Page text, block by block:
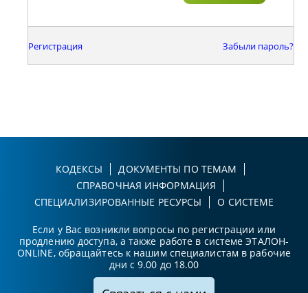
Регистрация Забыли пароль?
КОДЕКСЫ
ДОКУМЕНТЫ ПО ТЕМАМ
СПРАВОЧНАЯ ИНФОРМАЦИЯ
СПЕЦИАЛИЗИРОВАННЫЕ РЕСУРСЫ
О СИСТЕМЕ
Если у Вас возникли вопросы по регистрации или
продлению доступа, а также работе в системе ЭТАЛОН-
ONLINE, обращайтесь к нашим специалистам в рабочие
дни с 9.00 до 18.00